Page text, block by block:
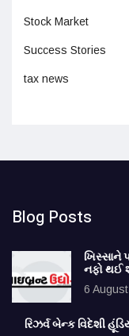
Stock Market
Success Stories
tax news
Blog Posts
ખિસ્સાને
નફો થઈ
6
રિઝર્વ બેન્ક વિદેશી